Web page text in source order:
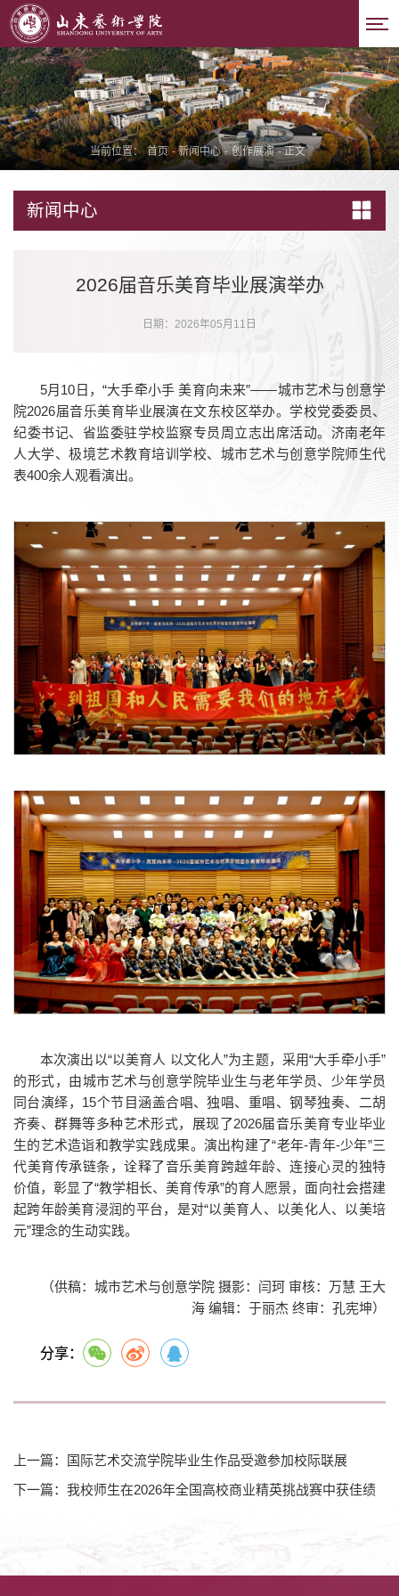
当前位置： 首页 - 新闻中心 - 创作展演 - 正文
新闻中心
2026届音乐美育毕业展演举办
日期：2026年05月11日
5月10日，“大手牵小手 美育向未来”——城市艺术与创意学
院2026届音乐美育毕业展演在文东校区举办。学校党委委员、
纪委书记、省监委驻学校监察专员周立志出席活动。济南老年
人大学、极境艺术教育培训学校、城市艺术与创意学院师生代
表400余人观看演出。
本次演出以“以美育人 以文化人”为主题，采用“大手牵小手”
的形式，由城市艺术与创意学院毕业生与老年学员、少年学员
同台演绎，15个节目涵盖合唱、独唱、重唱、钢琴独奏、二胡
齐奏、群舞等多种艺术形式，展现了2026届音乐美育专业毕业
生的艺术造诣和教学实践成果。演出构建了“老年-青年-少年”三
代美育传承链条，诠释了音乐美育跨越年龄、连接心灵的独特
价值，彰显了“教学相长、美育传承”的育人愿景，面向社会搭建
起跨年龄美育浸润的平台，是对“以美育人、以美化人、以美培
元”理念的生动实践。
（供稿：城市艺术与创意学院 摄影：闫珂 审核：万慧 王大
海 编辑：于丽杰 终审：孔宪坤）
分享：
上一篇：国际艺术交流学院毕业生作品受邀参加校际联展
下一篇：我校师生在2026年全国高校商业精英挑战赛中获佳绩